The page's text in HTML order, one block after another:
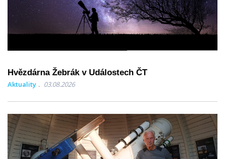
Hvězdárna Žebrák v Událostech ČT
Aktuality 03.08.2026